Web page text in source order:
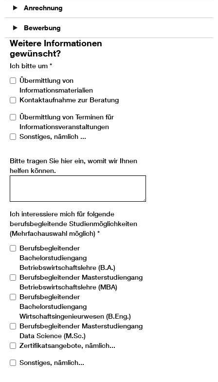
Anrechnung
Bewerbung
Weitere Informationen
gewünscht?
Ich bitte um *
Übermittlung von
Informationsmaterialien
Kontaktaufnahme zur Beratung
Übermittlung von Terminen für
Informationsveranstaltungen
Sonstiges, nämlich ...
Bitte tragen Sie hier ein, womit wir Ihnen
helfen können.
Ich interessiere mich für folgende
berufsbegleitende Studienmöglichkeiten
(Mehrfachauswahl möglich) *
Berufsbegleitender
Bachelorstudiengang
Betriebswirtschaftslehre (B.A.)
Berufsbegleitender Masterstudiengang
Betriebswirtschaftslehre (MBA)
Berufsbegleitender
Bachelorstudiengang
Wirtschaftsingenieurwesen (B.Eng.)
Berufsbegleitender Masterstudiengang
Data Science (M.Sc.)
Zertifikatsangebote, nämlich...
Sonstiges, nämlich...